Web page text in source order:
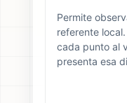
Permite
referente
cada punto al
presenta esa